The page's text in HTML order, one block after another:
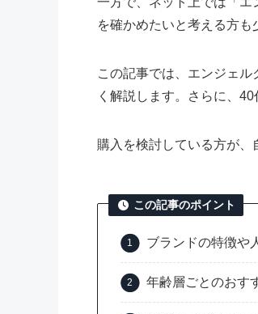
を確かめたいと考える方も
この記事では、エンジェ
く解説します。さらに、
購入を検討している方が、
この記事のポイント
ブランドの特徴や
年齢層ごとのおす